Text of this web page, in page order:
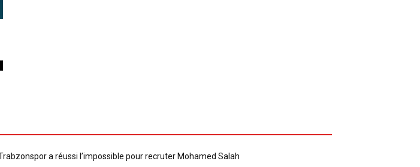
a réussi l’impossible pour recruter Mohamed Salah